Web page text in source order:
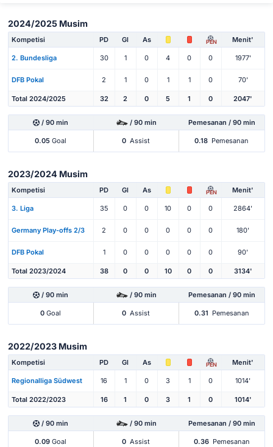
2024/2025 Musim
Kompetisi PD Gl As PEN Menit'
2. Bundesliga 30 1 0 4 0 0 1977'
DFB Pokal 2 1 0 1 1 0 70'
Total 2024/2025 32 2 0 5 1 0 2047'
/ 90 min / 90 min Pemesanan / 90 min
0.05 Goal 0 Assist 0.18 Pemesanan
2023/2024 Musim
Kompetisi PD Gl As PEN Menit'
3. Liga 35 0 0 10 0 0 2864'
Germany Play-offs 2/3 2 0 0 0 0 0 180'
DFB Pokal 1 0 0 0 0 0 90'
Total 2023/2024 38 0 0 10 0 0 3134'
/ 90 min / 90 min Pemesanan / 90 min
0 Goal 0 Assist 0.31 Pemesanan
2022/2023 Musim
Kompetisi PD Gl As PEN Menit'
Regionalliga Südwest 16 1 0 3 1 0 1014'
Total 2022/2023 16 1 0 3 1 0 1014'
/ 90 min / 90 min Pemesanan / 90 min
0.09 Goal 0 Assist 0.36 Pemesanan